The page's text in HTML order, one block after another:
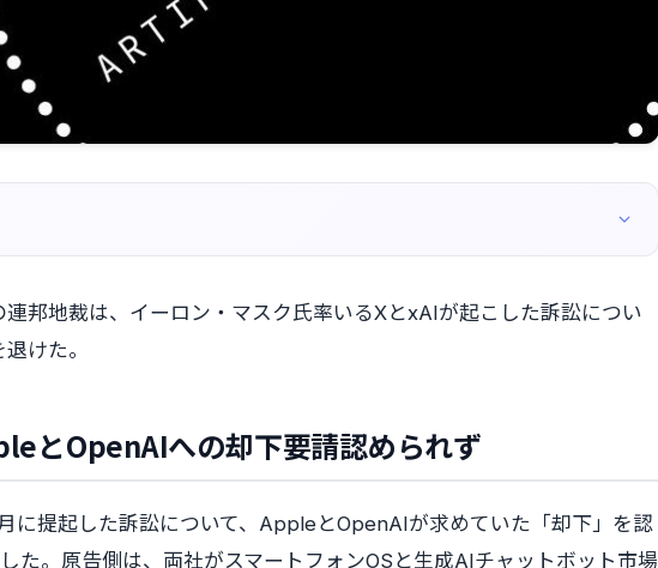
邦地裁は、イーロン・マスク氏率いるXとxAIが起こした訴訟につい
けた。
とOpenAIへの却下要請認められず
に提起した訴訟について、AppleとOpenAIが求めていた「却下」を認
た。原告側は、両社がスマートフォンOSと生成AIチャットボット市場